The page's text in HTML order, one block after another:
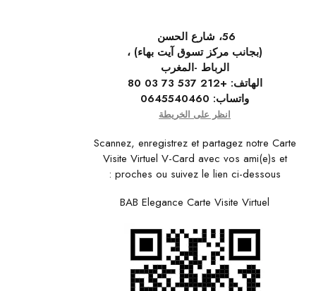
56، شارع الحسن
(بجانب مركز تسوق آيت بهاء) ،
الرباط -المغرب
الهاتف: +212 537 73 03 80
واتساب: 0645540460
انظر على الخريطة
Scannez, enregistrez et partagez notre Carte
Visite Virtuel V-Card avec vos ami(e)s et
proches ou suivez le lien ci-dessous :
BAB Elegance Carte Visite Virtuel